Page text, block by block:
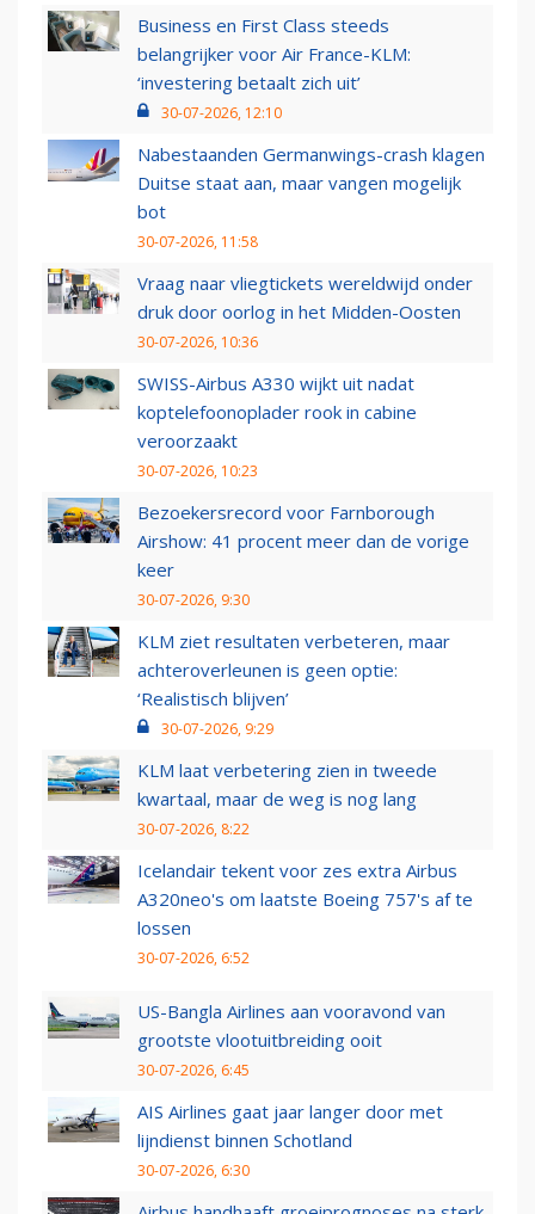
Business en First Class steeds
belangrijker voor Air France-KLM:
‘investering betaalt zich uit’
30-07-2026, 12:10
Nabestaanden Germanwings-crash klagen
Duitse staat aan, maar vangen mogelijk
bot
30-07-2026, 11:58
Vraag naar vliegtickets wereldwijd onder
druk door oorlog in het Midden-Oosten
30-07-2026, 10:36
SWISS-Airbus A330 wijkt uit nadat
koptelefoonoplader rook in cabine
veroorzaakt
30-07-2026, 10:23
Bezoekersrecord voor Farnborough
Airshow: 41 procent meer dan de vorige
keer
30-07-2026, 9:30
KLM ziet resultaten verbeteren, maar
achteroverleunen is geen optie:
‘Realistisch blijven’
30-07-2026, 9:29
KLM laat verbetering zien in tweede
kwartaal, maar de weg is nog lang
30-07-2026, 8:22
Icelandair tekent voor zes extra Airbus
A320neo's om laatste Boeing 757's af te
lossen
30-07-2026, 6:52
US-Bangla Airlines aan vooravond van
grootste vlootuitbreiding ooit
30-07-2026, 6:45
AIS Airlines gaat jaar langer door met
lijndienst binnen Schotland
30-07-2026, 6:30